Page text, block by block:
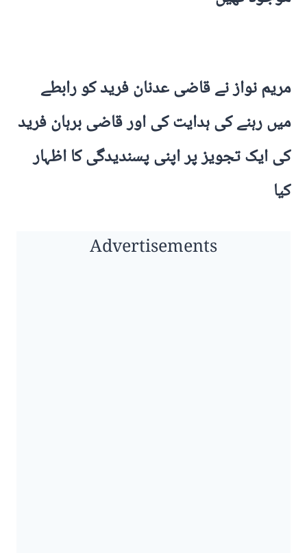
مریم نواز نے قاضی عدنان فرید کو رابطے
میں رہنے کی ہدایت کی اور قاضی برہان فرید
کی ایک تجویز پر اپنی پسندیدگی کا اظہار
کیا
Advertisements